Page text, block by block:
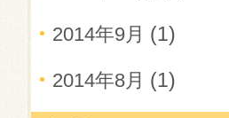
2014年9月 (1)
2014年8月 (1)